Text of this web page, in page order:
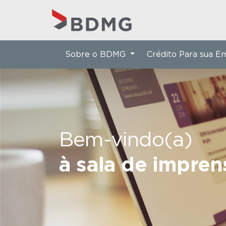
Bem-vindo(a)
à sala de
Sobre o BDMG Crédito Para sua